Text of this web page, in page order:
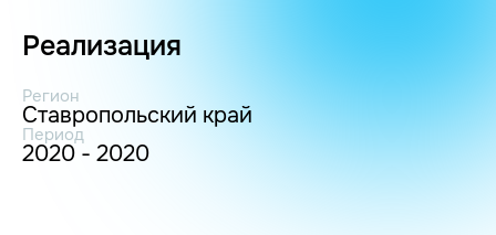
Реализация
Регион
Ставропольский край
Период
2020 - 2020